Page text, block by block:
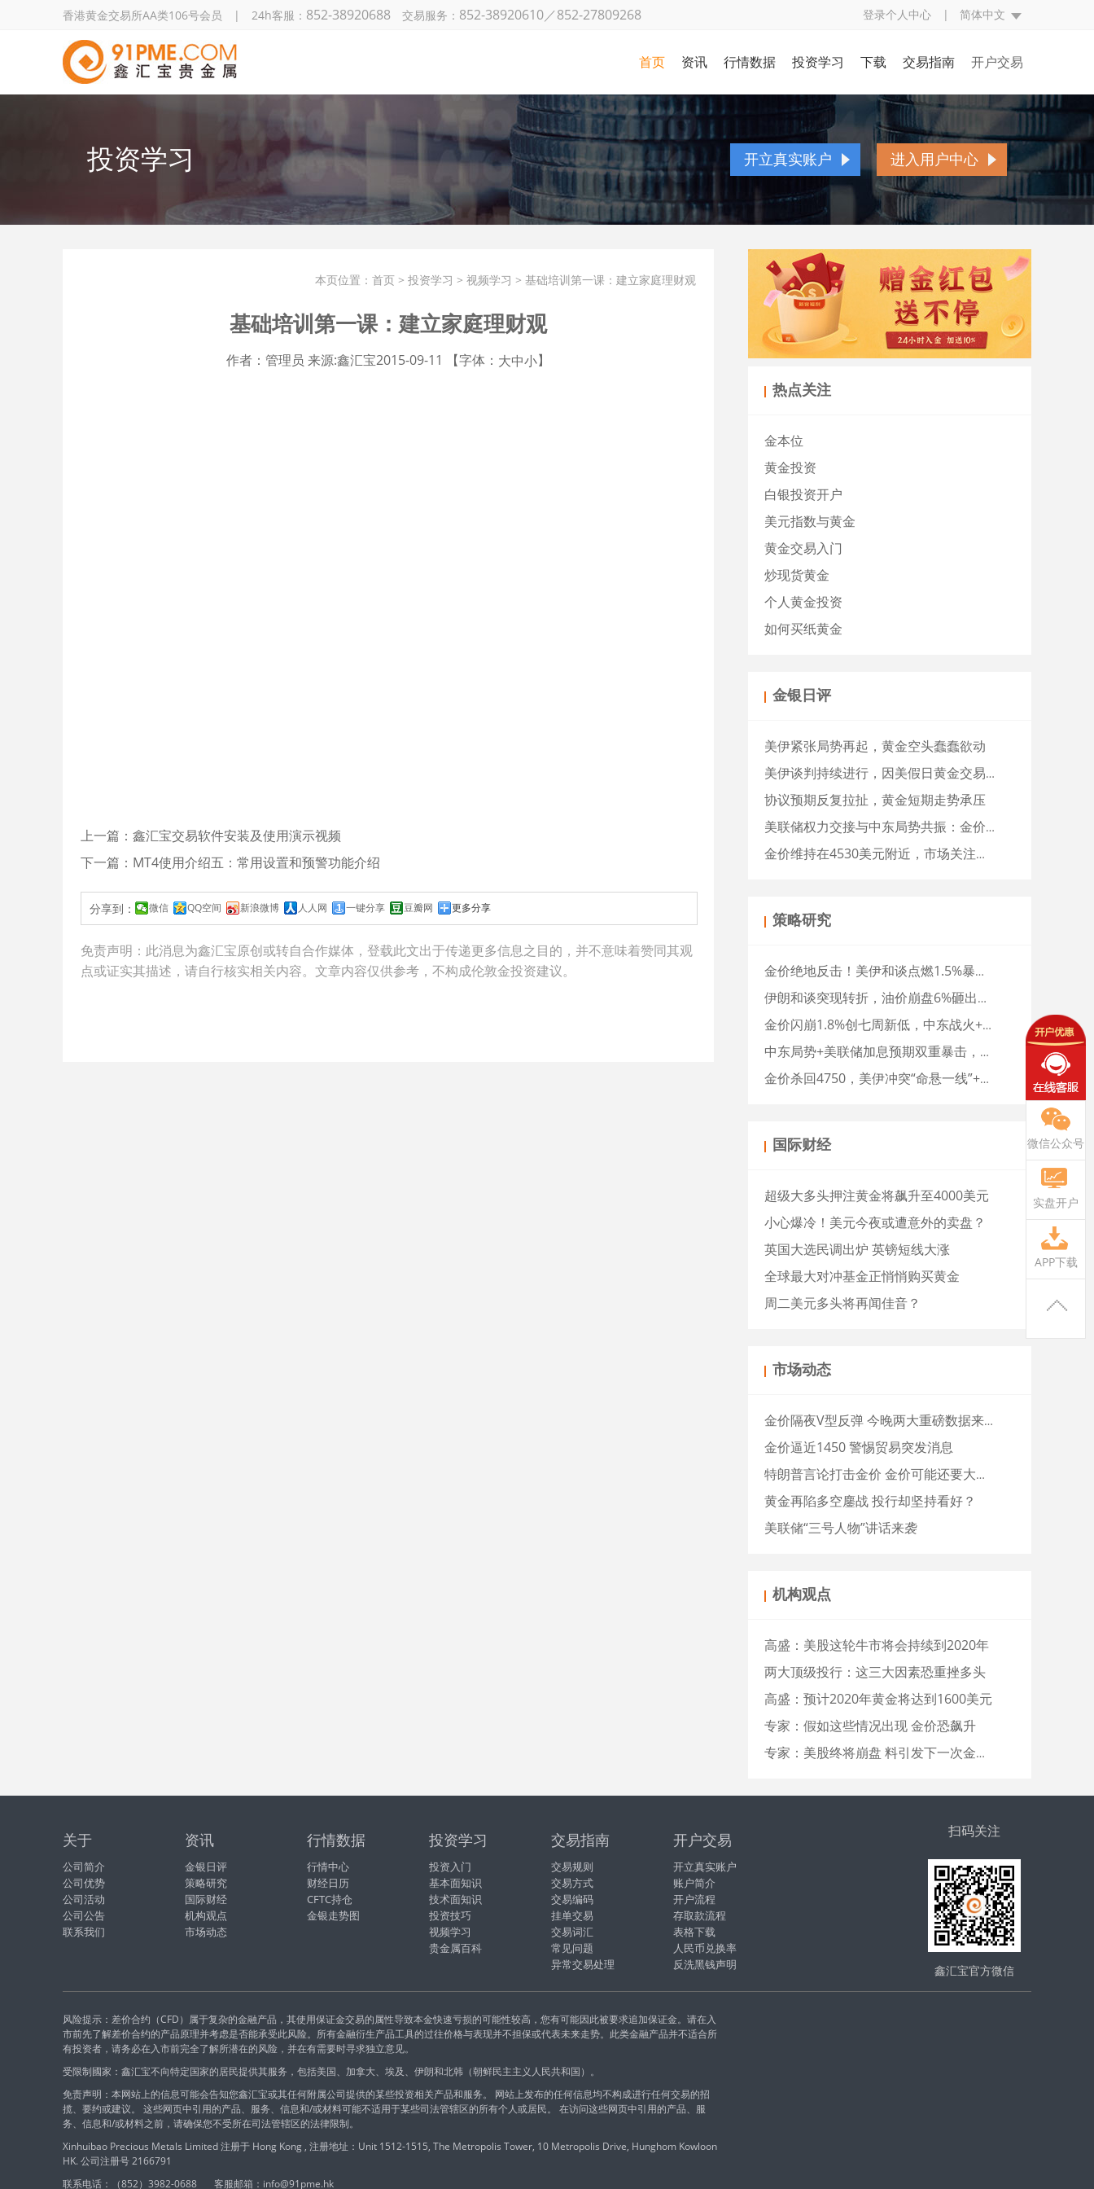
微信公众号
实盘开户
APP下载
香港黄金交易所AA类106号会员 | 24h客服： 852-38920688 交易服务： 852-38920610／852-27809268 简体中文
登录个人中心 |
首页 资讯
金银日评
策略研究
机构观点
行情数据
行情中心
财经日历
金银走势图
投资学习
投资入门
基本面知识
技术面知识
投资技巧
视频学习
贵金属百科
下载 交易指南
交易规则
交易方式
交易编码
挂单交易
常见问题
异常交易处理
开户交易
开立真实账户
账户简介
开户流程
表格下载
人民币兑换率
反洗黑钱声明
投资学习 开立真实账户 进入用户中心
本页位置： 首页 > 投资学习 > 视频学习 > 基础培训第一课：建立家庭理财观
基础培训第一课：建立家庭理财观
作者： 管理员 来源:鑫汇宝2015-09-11 【字体： 大中小】
上一篇：鑫汇宝交易软件安装及使用演示视频
下一篇：MT4使用介绍五：常用设置和预警功能介绍
分享到： 微信 QQ空间 新浪微博 人人网 一键分享 豆瓣网 更多分享
免责声明：此消息为鑫汇宝原创或转自合作媒体，登载此文出于传递更多信息之目的，并不意味着赞同其观
点或证实其描述，请自行核实相关内容。文章内容仅供参考，不构成伦敦金投资建议。
热点关注
金本位
黄金投资
白银投资开户
美元指数与黄金
黄金交易入门
炒现货黄金
个人黄金投资
如何买纸黄金
金银日评
美伊紧张局势再起，黄金空头蠢蠢欲动
美伊谈判持续进行，因美假日黄金交易清淡
协议预期反复拉扯，黄金短期走势承压
美联储权力交接与中东局势共振：金价持仓创新高，市场聚焦沃什履新
金价维持在4530美元附近，市场关注中东局势发展
策略研究
金价绝地反击！美伊和谈点燃1.5%暴涨，美联储加息预期骤变，黄金下一站直奔4700？
伊朗和谈突现转折，油价崩盘6%砸出金价深V反转，牛市重启了？
金价闪崩1.8%创七周新低，中东战火+通胀炸弹双重夹击，牛市戛然而止？
中东局势+美联储加息预期双重暴击，金价下一站4600？
金价杀回4750，美伊冲突“命悬一线”+CPI来袭，金年底直奔5000？
国际财经
超级大多头押注黄金将飙升至4000美元
小心爆冷！美元今夜或遭意外的卖盘？
英国大选民调出炉 英镑短线大涨
全球最大对冲基金正悄悄购买黄金
周二美元多头将再闻佳音？
市场动态
金价隔夜V型反弹 今晚两大重磅数据来袭
金价逼近1450 警惕贸易突发消息
特朗普言论打击金价 金价可能还要大跌近15美元
黄金再陷多空鏖战 投行却坚持看好？
美联储“三号人物”讲话来袭
机构观点
高盛：美股这轮牛市将会持续到2020年
两大顶级投行：这三大因素恐重挫多头
高盛：预计2020年黄金将达到1600美元
专家：假如这些情况出现 金价恐飙升
专家：美股终将崩盘 料引发下一次金价暴涨
扫码关注
鑫汇宝官方微信
关于
公司简介
公司优势
公司活动
公司公告
联系我们
资讯
金银日评
策略研究
国际财经
机构观点
市场动态
行情数据
行情中心
财经日历
CFTC持仓
金银走势图
投资学习
投资入门
基本面知识
技术面知识
投资技巧
视频学习
贵金属百科
交易指南
交易规则
交易方式
交易编码
挂单交易
交易词汇
常见问题
异常交易处理
开户交易
开立真实账户
账户简介
开户流程
存取款流程
表格下载
人民币兑换率
反洗黑钱声明
风险提示：差价合约（CFD）属于复杂的金融产品，其使用保证金交易的属性导致本金快速亏损的可能性较高，您有可能因此被要求追加保证金。请在入
市前先了解差价合约的产品原理并考虑是否能承受此风险。所有金融衍生产品工具的过往价格与表现并不担保或代表未来走势。此类金融产品并不适合所
有投资者，请务必在入市前完全了解所潜在的风险，并在有需要时寻求独立意见。
受限制國家：鑫汇宝不向特定国家的居民提供其服务，包括美国、加拿大、埃及、伊朗和北韩（朝鲜民主主义人民共和国）。
免责声明：本网站上的信息可能会告知您鑫汇宝或其任何附属公司提供的某些投资相关产品和服务。 网站上发布的任何信息均不构成进行任何交易的招
揽、要约或建议。 这些网页中引用的产品、服务、信息和/或材料可能不适用于某些司法管辖区的所有个人或居民。 在访问这些网页中引用的产品、服
务、信息和/或材料之前，请确保您不受所在司法管辖区的法律限制。
Xinhuibao Precious Metals Limited 注册于 Hong Kong , 注册地址：Unit 1512-1515, The Metropolis Tower, 10 Metropolis Drive, Hunghom Kowloon
HK. 公司注册号 2166791
联系电话：（852）3982-0688 客服邮箱：info@91pme.hk